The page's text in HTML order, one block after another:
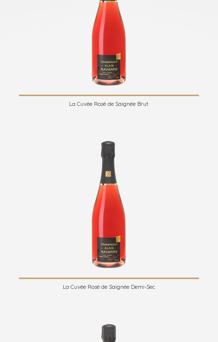
La Cuvée Rosé de Saignée Brut
La Cuvée Rosé de Saignée Demi-Sec